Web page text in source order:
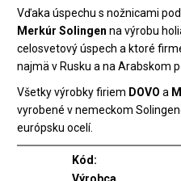
Vďaka úspechu s nožnicami
Merkúr Solingen na výrobu
celosvetový úspech a ktoré
najmä v Rusku a na Arabskom
Všetky výrobky firiem DOVO a
vyrobené v nemeckom
európsku ocelí.
Kód: